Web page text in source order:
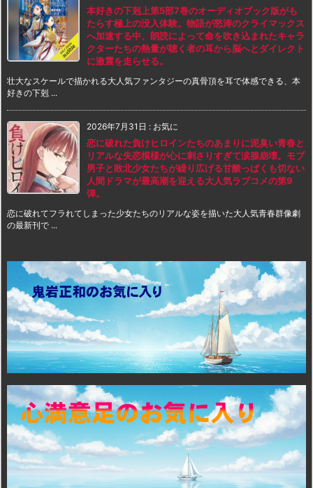
本好きの下剋上第5部7巻のオーディオブック版がも
たらす極上の没入体験。物語が怒涛のクライマックス
へ加速する中、朗読によって命を吹き込まれたキャラ
クターたちの熱量が聴く者の耳から脳へとダイレクト
に激震を走らせる。
壮大なスケールで描かれる大人気ファンタジーの真骨頂を耳で体感できる、本
好きの下剋 ...
2026年7月31日 : お気に
恋に破れた負けヒロインたちのあまりに泥臭い青春と
リアルな失恋模様が心に刺さりすぎて涙腺崩壊。モブ
男子と敗北少女たちが繰り広げる甘酸っぱくも切ない
人間ドラマが最高潮を迎える大人気ラブコメの第9
弾。
恋に破れてフラれてしまった少女たちのリアルな姿を描いた大人気青春群像劇
の最新刊で ...